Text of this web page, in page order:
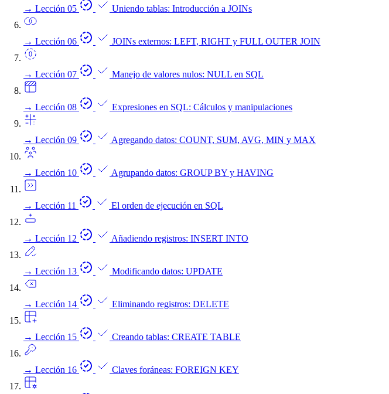
→ Lección 05 Uniendo tablas: Introducción a JOINs
→ Lección 06 JOINs externos: LEFT, RIGHT y FULL OUTER JOIN
→ Lección 07 Manejo de valores nulos: NULL en SQL
→ Lección 08 Expresiones en SQL: Cálculos y manipulaciones
→ Lección 09 Agregando datos: COUNT, SUM, AVG, MIN y MAX
→ Lección 10 Agrupando datos: GROUP BY y HAVING
→ Lección 11 El orden de ejecución en SQL
→ Lección 12 Añadiendo registros: INSERT INTO
→ Lección 13 Modificando datos: UPDATE
→ Lección 14 Eliminando registros: DELETE
→ Lección 15 Creando tablas: CREATE TABLE
→ Lección 16 Claves foráneas: FOREIGN KEY